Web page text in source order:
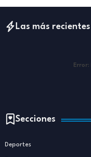
Las más recientes
Error:
Secciones
Deportes